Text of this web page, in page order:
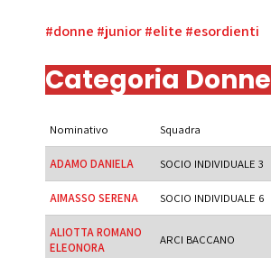
#donne #junior#elite #esordienti
Categoria Donne
Nominativo Squadra
ADAMO DANIELA SOCIO INDIVIDUALE 3
AIMASSO SERENA SOCIO INDIVIDUALE 6
ALIOTTA ROMANO
ELEONORA
ARCI BACCANO